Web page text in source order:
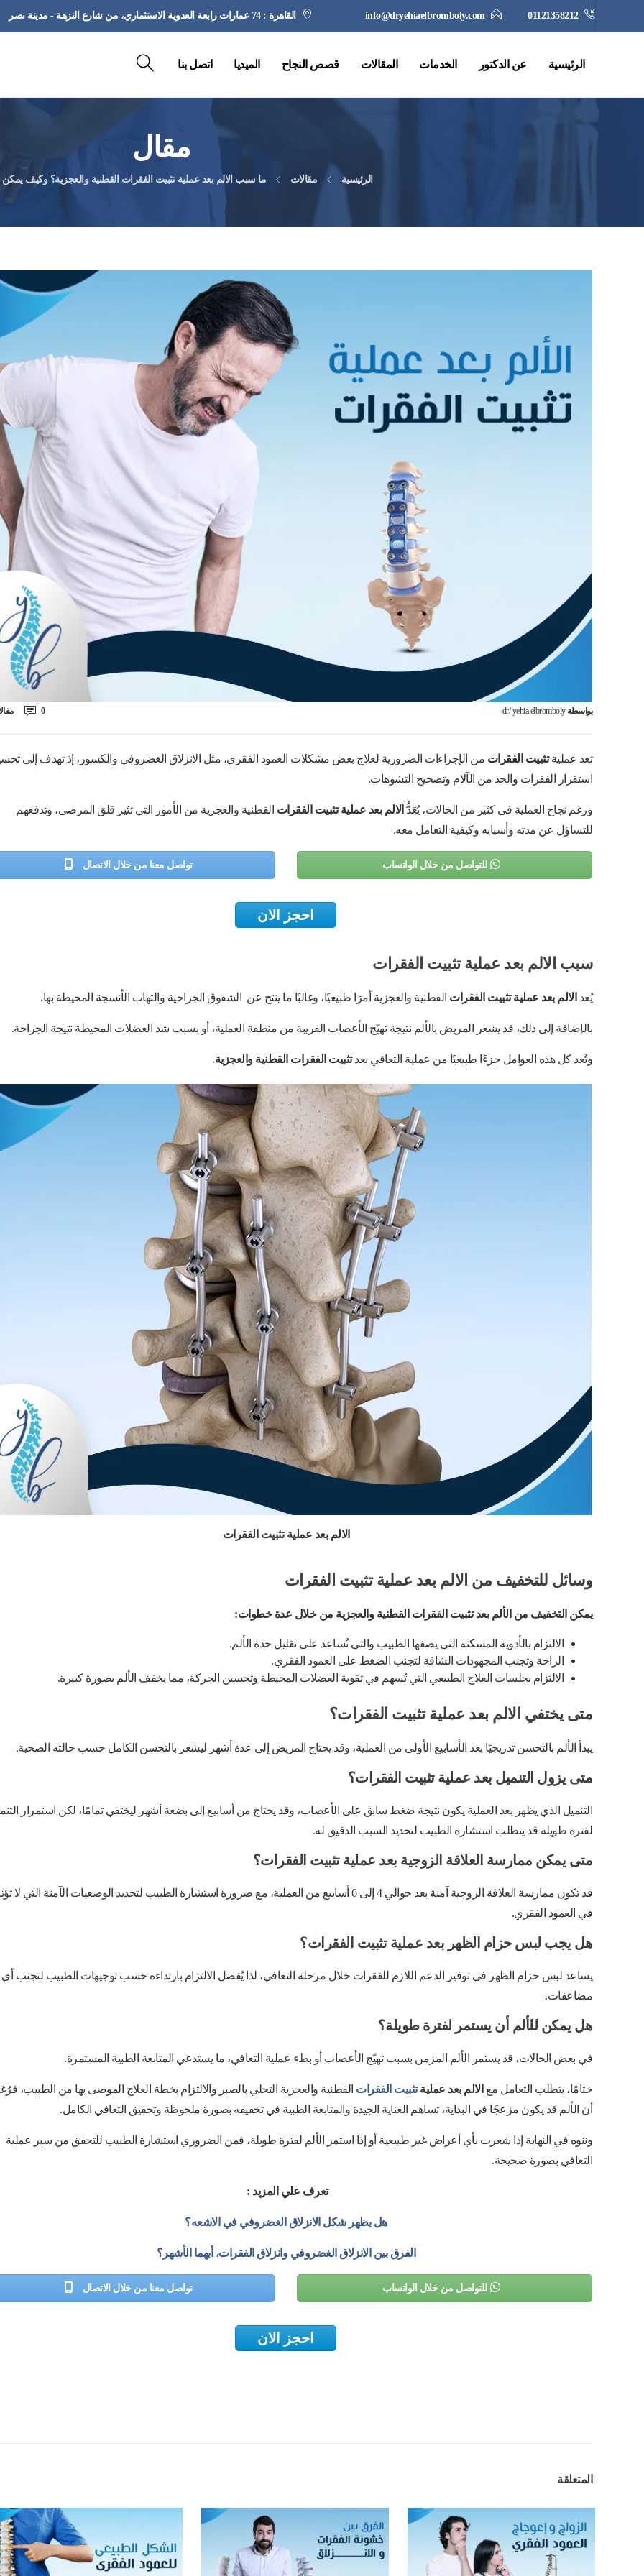
01121358212
info@dryehiaelbromboly.com القاهرة : 74 عمارات رابعة العدوية الاستثماري، من شارع النزهة - مدينة نصر
الرئيسية عن الدكتور الخدمات المقالات قصص النجاح الميديا اتصل بنا
مقال
الرئيسية مقالات ما سبب الالم بعد عملية تثبيت الفقرات القطنية والعجزية؟ وكيف
بواسطةdr/ yehia elbromboly
0
تعد عمليةتثبيت الفقرات من الإجراءات الضرورية لعلاج بعض مشكلات العمود الفقري، مثل الانزلاق الغضروفي والكسور، إذ تهدف إلى
استقرار الفقرات والحد من الآلام وتصحيح التشوهات.
ورغم نجاح العملية في كثير من الحالات، يُعَدُّ الالم بعد عملية تثبيت الفقرات القطنية والعجزية من الأمور التي تثير قلق المرضى، وتدفعهم
للتساؤل عن مدته وأسبابه وكيفية التعامل معه.
تواصل معنا من خلال الاتصال للتواصل من خلال الواتساب
احجز الان
سبب الالم بعد عملية تثبيت الفقرات
يُعد الالم بعد عملية تثبيت الفقرات القطنية والعجزية أمرًا طبيعيًا، وغالبًا ما ينتج عن الشقوق الجراحية والتهاب الأنسجة المحيطة بها.
بالإضافة إلى ذلك، قد يشعر المريض بالألم نتيجة تهيّج الأعصاب القريبة من منطقة العملية، أو بسبب شد العضلات المحيطة نتيجة الجراحة.
وتُعد كل هذه العوامل جزءًا طبيعيًا من عملية التعافي بعدتثبيت الفقرات القطنية والعجزية.
الالم بعد عملية تثبيت الفقرات
وسائل للتخفيف من الالم بعد عملية تثبيت الفقرات
يمكن التخفيف من الألم بعد تثبيت الفقرات القطنية والعجزية من خلال عدة خطوات:
الالتزام بالأدوية المسكنة التي يصفها الطبيب والتي تُساعد على تقليل حدة الألم.
الراحة وتجنب المجهودات الشاقة لتجنب الضغط على العمود الفقري.
الالتزام بجلسات العلاج الطبيعي التي تُسهم في تقوية العضلات المحيطة وتحسين الحركة، مما يخفف الألم بصورة كبيرة.
متى يختفي الالم بعد عملية تثبيت الفقرات؟
يبدأ الألم بالتحسن تدريجيًا بعد الأسابيع الأولى من العملية، وقد يحتاج المريض إلى عدة أشهر ليشعر بالتحسن الكامل حسب حالته الصحية.
متى يزول التنميل بعد عملية تثبيت الفقرات؟
التنميل الذي يظهر بعد العملية يكون نتيجة ضغط سابق على الأعصاب، وقد يحتاج من أسابيع إلى بضعة أشهر ليختفي تمامًا، لكن استمرار
لفترة طويلة قد يتطلب استشارة الطبيب لتحديد السبب الدقيق له.
متى يمكن ممارسة العلاقة الزوجية بعد عملية تثبيت الفقرات؟
قد تكون ممارسة العلاقة الزوجية آمنة بعد حوالي 4 إلى 6 أسابيع من العملية، مع ضرورة استشارة الطبيب لتحديد الوضعيات الآمنة التي لا
في العمود الفقري.
هل يجب لبس حزام الظهر بعد عملية تثبيت الفقرات؟
يساعد لبس حزام الظهر في توفير الدعم اللازم للفقرات خلال مرحلة التعافي، لذا يُفضل الالتزام بارتداءه حسب توجيهات الطبيب لتجنب أي
مضاعفات.
هل يمكن للألم أن يستمر لفترة طويلة؟
في بعض الحالات، قد يستمر الألم المزمن بسبب تهيّج الأعصاب أو بطء عملية التعافي، ما يستدعي المتابعة الطبية المستمرة.
ختامًا، يتطلب التعامل مع الالم بعد عمليةتثبيت الفقرات القطنية والعجزية التحلي بالصبر والالتزام بخطة العلاج الموصى بها من الطبيب،
أن الألم قد يكون مزعجًا في البداية، تساهم العناية الجيدة والمتابعة الطبية في تخفيفه بصورة ملحوظة وتحقيق التعافي الكامل.
وننوه في النهاية إذا شعرت بأي أعراض غير طبيعية أو إذا استمر الألم لفترة طويلة، فمن الضروري استشارة الطبيب للتحقق من سير عملية
التعافي بصورة صحيحة.
تعرف علي المزيد :
هل يظهر شكل الانزلاق الغضروفي في الاشعه؟
الفرق بين الانزلاق الغضروفي وانزلاق الفقرات، أيهما الأشهر؟
تواصل معنا من خلال الاتصال للتواصل من خلال الواتساب
احجز الان
المتعلقة